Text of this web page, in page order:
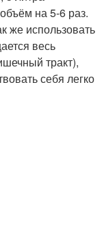
на 5-6 раз.
же использовать
весь
тракт),
себя легко